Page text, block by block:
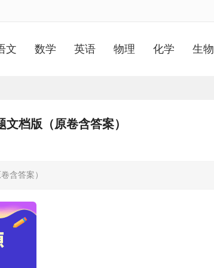
文 数学 英语 物理 化学 生物
档版（原卷含答案）
含答案）